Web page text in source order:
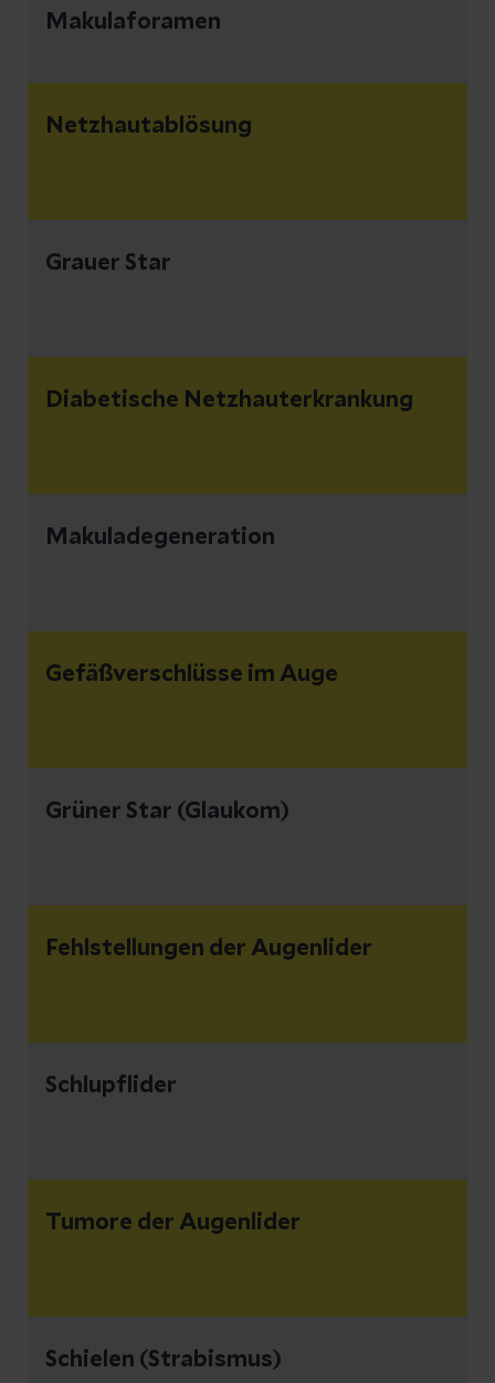
Makulaforamen
Netzhautablösung
Grauer Star
Diabetische Netzhauterkrankung
Makuladegeneration
Gefäßverschlüsse im Auge
Grüner Star (Glaukom)
Fehlstellungen der Augenlider
Schlupflider
Tumore der Augenlider
Schielen (Strabismus)